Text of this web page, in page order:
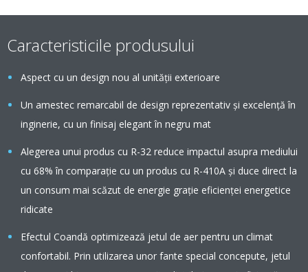
Caracteristicile produsului
Aspect cu un design nou al unității exterioare
Un amestec remarcabil de design reprezentativ și excelență în
inginerie, cu un finisaj elegant în negru mat
Alegerea unui produs cu R-32 reduce impactul asupra mediului
cu 68% în comparaţie cu un produs cu R-410A şi duce direct la
un consum mai scăzut de energie graţie eficienţei energetice
ridicate
Efectul Coandă optimizează jetul de aer pentru un climat
confortabil. Prin utilizarea unor fante special concepute, jetul